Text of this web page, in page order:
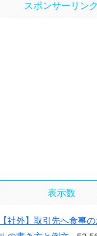
スポンサーリンク
表示数
【社外】取引先へ食事